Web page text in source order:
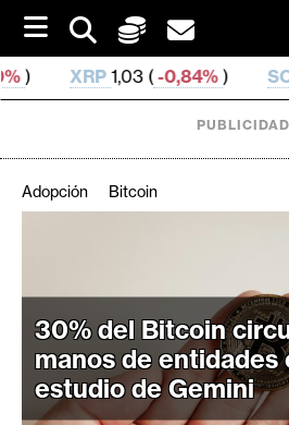
i
p
t
o
-0,84%) SOL73,83 (1,02%)
i
p
t
o
M
PUBLICIDAD
Adopción Bitcoin
30% del Bitcoin
manos de entidades
estudio de Gemini